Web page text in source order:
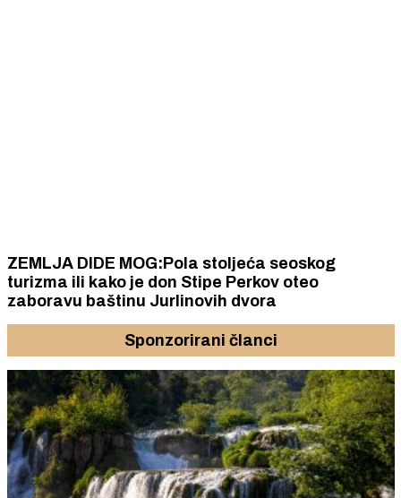
ZEMLJA DIDE MOG:Pola stoljeća seoskog
turizma ili kako je don Stipe Perkov oteo
zaboravu baštinu Jurlinovih dvora
Sponzorirani članci